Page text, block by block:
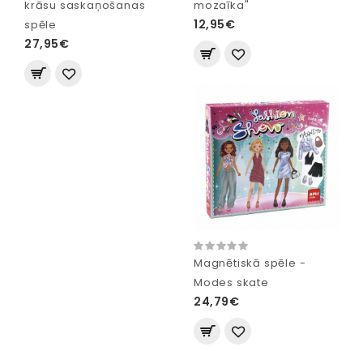
krāsu saskaņošanas
spēle
27,95€
mozaīka"
12,95€
Magnētiskā spēle -
Modes skate
24,79€